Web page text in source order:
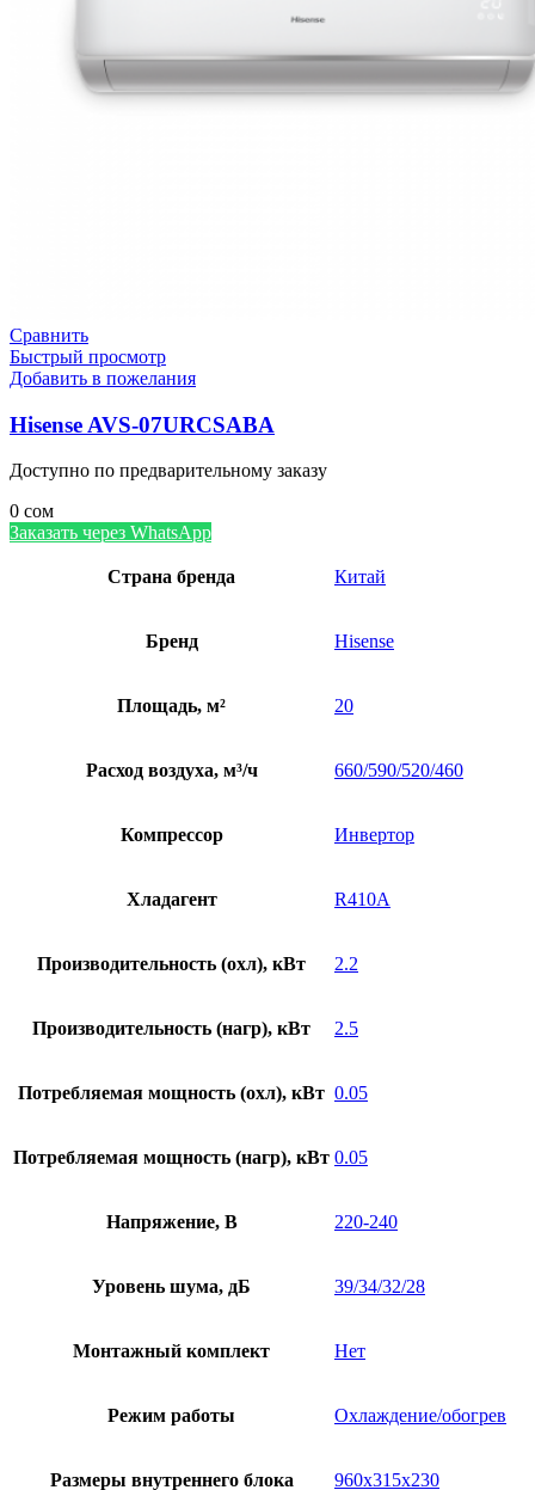
Сравнить
Быстрый просмотр
Добавить в пожелания
Hisense AVS-07URCSABA
Доступно по предварительному заказу
0 сом
Заказать через WhatsApp
Страна бренда Китай
Бренд Hisense
Площадь, м² 20
Расход воздуха, м³/ч 660/590/520/460
Компрессор Инвертор
Хладагент R410A
Производительность (охл), кВт 2.2
Производительность (нагр), кВт 2.5
Потребляемая мощность (охл), кВт 0.05
Потребляемая мощность (нагр), кВт 0.05
Напряжение, В 220-240
Уровень шума, дБ 39/34/32/28
Монтажный комплект Нет
Режим работы Охлаждение/обогрев
Размеры внутреннего блока 960x315x230